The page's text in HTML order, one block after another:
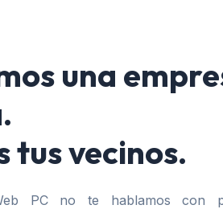
una
tus vecinos.
PC no te hablamos con